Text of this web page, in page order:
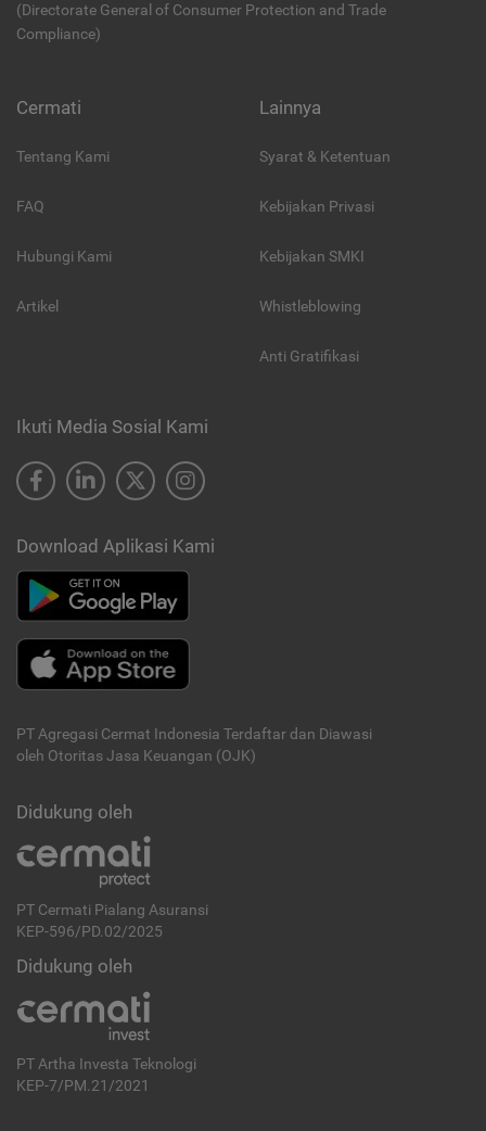
(Directorate General of Consumer Protection and Trade
Compliance)
Cermati
Tentang Kami
FAQ
Hubungi Kami
Artikel
Lainnya
Syarat & Ketentuan
Kebijakan Privasi
Kebijakan SMKI
Whistleblowing
Anti Gratifikasi
Ikuti Media Sosial Kami
Download Aplikasi Kami
PT Agregasi Cermat Indonesia Terdaftar dan Diawasi
oleh Otoritas Jasa Keuangan (OJK)
Didukung oleh
PT Cermati Pialang Asuransi
KEP-596/PD.02/2025
Didukung oleh
PT Artha Investa Teknologi
KEP-7/PM.21/2021